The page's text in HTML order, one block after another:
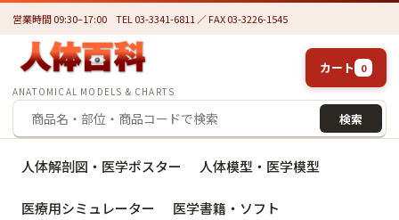
営業時間 09:30–17:00 TEL 03-3341-6811 ／ FAX 03-3226-1545
ANATOMICAL MODELS & CHARTS
検索
カート 0
人体解剖図・医学ポスター 人体模型・医学模型
医療用シミュレーター 医学書籍・ソフト